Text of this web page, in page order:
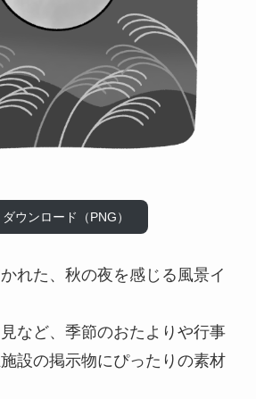
ダウンロード（PNG）
れた、秋の夜を感じる風景イ
など、季節のおたよりや行事
設の掲示物にぴったりの素材